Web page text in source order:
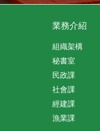
業務介紹
組織架構
秘書室
民政課
社會課
經建課
漁業課